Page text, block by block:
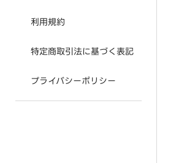
利用規約
特定商取引法に基づく表記
プライバシーポリシー